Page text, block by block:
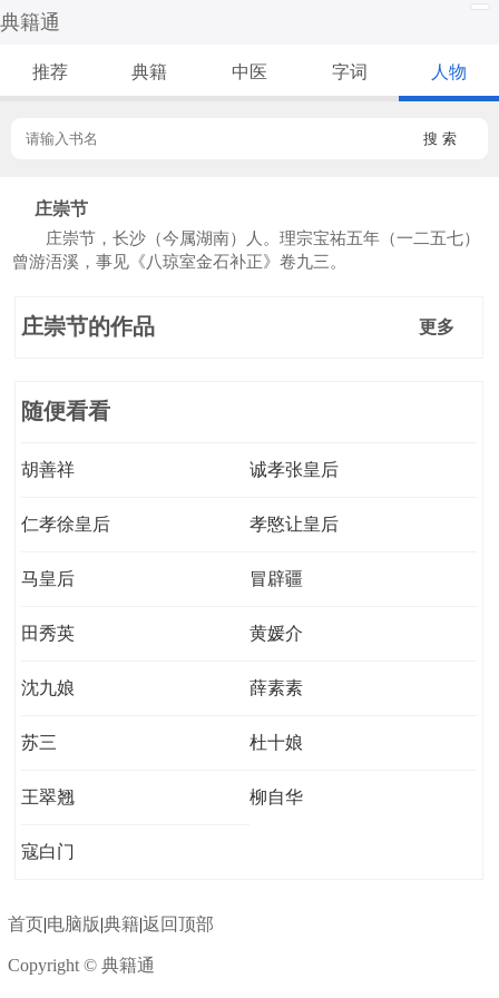
典籍通
推荐 典籍 中医 字词 人物
搜 索
庄崇节
庄崇节，长沙（今属湖南）人。理宗宝祐五年（一二五七）
曾游浯溪，事见《八琼室金石补正》卷九三。
庄崇节的作品 更多
随便看看
胡善祥 诚孝张皇后
仁孝徐皇后 孝愍让皇后
马皇后 冒辟疆
田秀英 黄媛介
沈九娘 薛素素
苏三 杜十娘
王翠翘 柳自华
寇白门
首页|电脑版|典籍|返回顶部
Copyright © 典籍通